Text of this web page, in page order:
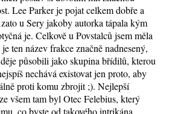
Lee Parker je pojat celkem dobře a
u Sery jakoby autorka tápala kým
je. Celkově u Povstalců jsem měla
ten název frakce značně nadnesený,
působili jako skupina břídilů, kterou
nechává existovat jen proto, aby
proti komu zbrojit ;). Nejlepší
všem tam byl Otec Felebius, který